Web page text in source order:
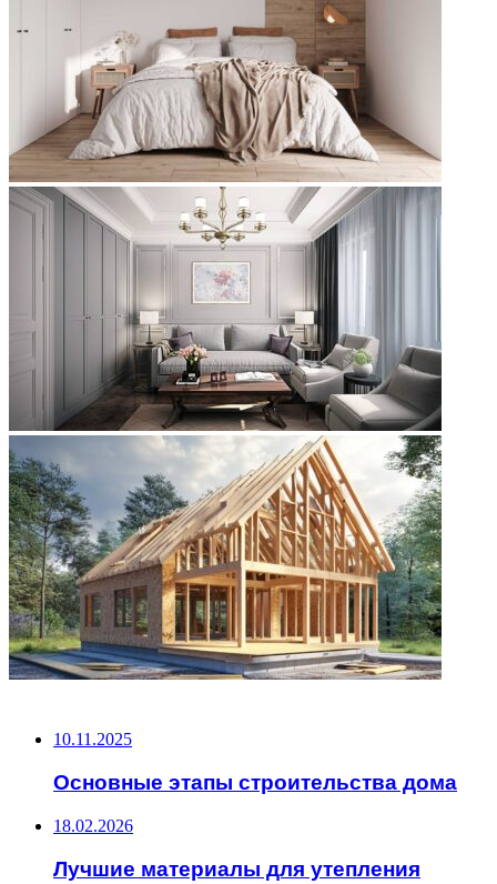
10.11.2025
Основные этапы строительства дома
18.02.2026
Лучшие материалы для утепления